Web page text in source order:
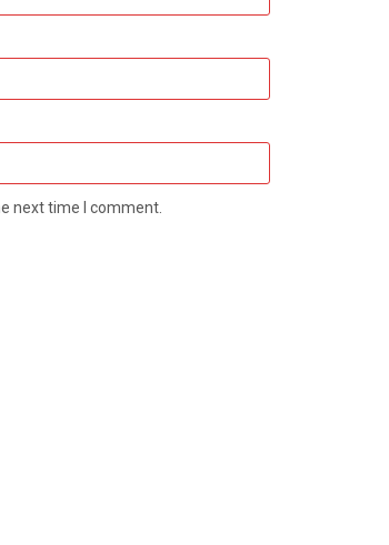
next time I comment.